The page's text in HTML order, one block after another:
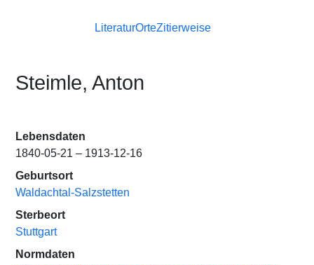
LiteraturOrteZitierweise
Steimle, Anton
Lebensdaten
1840-05-21 – 1913-12-16
Geburtsort
Waldachtal-Salzstetten
Sterbeort
Stuttgart
Normdaten